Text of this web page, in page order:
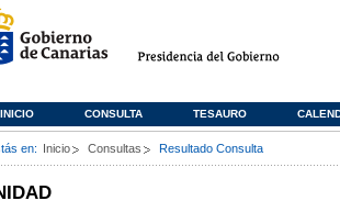
INICIO CONSULTA TESAURO
en: Inicio Consultas Resultado Consulta